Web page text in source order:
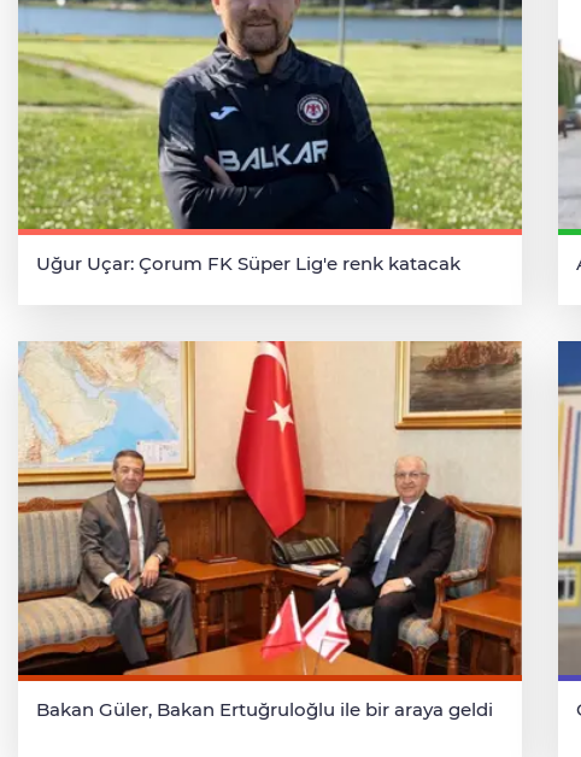
Uğur Uçar: Çorum FK Süper Lig'e renk katacak
Bakan Güler, Bakan Ertuğruloğlu ile bir araya geldi